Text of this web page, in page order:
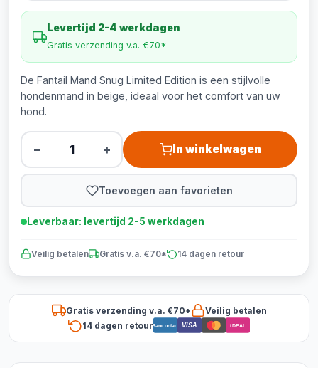
Levertijd 2-4 werkdagen
Gratis verzending v.a. €70*
De Fantail Mand Snug Limited Edition is een stijlvolle
hondenmand in beige, ideaal voor het comfort van uw
hond.
− + In winkelwagen
Toevoegen aan favorieten
Leverbaar: levertijd 2-5 werkdagen
Veilig betalen Gratis v.a. €70* 14 dagen retour
Gratis verzending v.a. €70*
Veilig betalen
14 dagen retourBancontact VISA iDEAL